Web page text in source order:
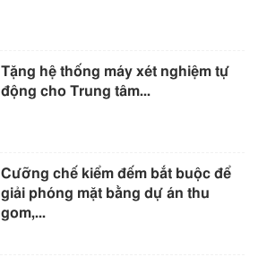
Tặng hệ thống máy xét nghiệm tự
động cho Trung tâm...
Cưỡng chế kiểm đếm bắt buộc để
giải phóng mặt bằng dự án thu
gom,...